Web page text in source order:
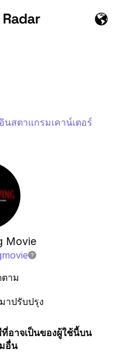
สตาแกรมเคาน์เตอร์
Movie
าม
าปรับปรุง
อาจเป็นของผู้ใช้นี้บน
อื่น